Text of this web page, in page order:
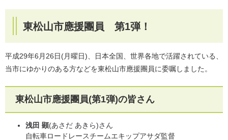
東松山市應援團員 第1弾！
平成29年6月26日(月曜日)、日本全国、世界各地で活躍されている、
当市にゆかりのある方などを東松山市應援團員に委嘱しました。
東松山市應援團員(第1弾)の皆さん
浅田 顕(あさだ あきら)さん
自転車ロードレースチームエキップアサダ監督